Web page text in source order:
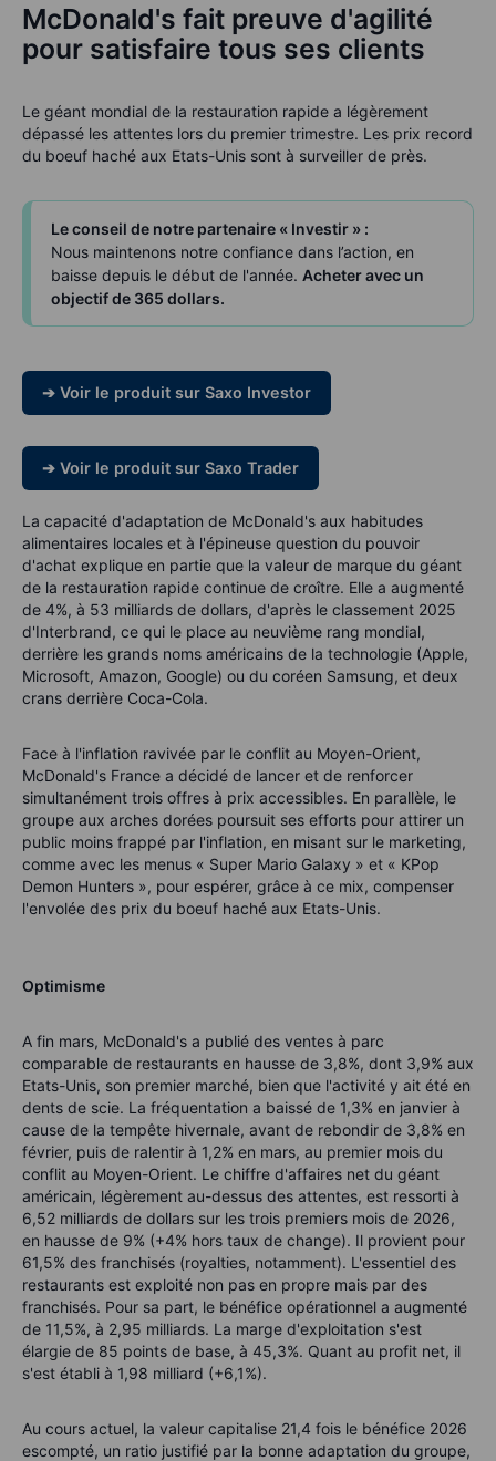
McDonald's fait preuve d'agilité
pour satisfaire tous ses clients
Le géant mondial de la restauration rapide a légèrement
dépassé les attentes lors du premier trimestre. Les prix record
du boeuf haché aux Etats-Unis sont à surveiller de près.
Le conseil de notre partenaire « Investir » :
Nous maintenons notre confiance dans l’action, en
baisse depuis le début de l'année. Acheter avec un
objectif de 365 dollars.
➔ Voir le produit sur Saxo Investor
➔ Voir le produit sur Saxo Trader
La capacité d'adaptation de McDonald's aux habitudes
alimentaires locales et à l'épineuse question du pouvoir
d'achat explique en partie que la valeur de marque du géant
de la restauration rapide continue de croître. Elle a augmenté
de 4%, à 53 milliards de dollars, d'après le classement 2025
d'Interbrand, ce qui le place au neuvième rang mondial,
derrière les grands noms américains de la technologie (Apple,
Microsoft, Amazon, Google) ou du coréen Samsung, et deux
crans derrière Coca-Cola.
Face à l'inflation ravivée par le conflit au Moyen-Orient,
McDonald's France a décidé de lancer et de renforcer
simultanément trois offres à prix accessibles. En parallèle, le
groupe aux arches dorées poursuit ses efforts pour attirer un
public moins frappé par l'inflation, en misant sur le marketing,
comme avec les menus « Super Mario Galaxy » et « KPop
Demon Hunters », pour espérer, grâce à ce mix, compenser
l'envolée des prix du boeuf haché aux Etats-Unis.
Optimisme
A fin mars, McDonald's a publié des ventes à parc
comparable de restaurants en hausse de 3,8%, dont 3,9% aux
Etats-Unis, son premier marché, bien que l'activité y ait été en
dents de scie. La fréquentation a baissé de 1,3% en janvier à
cause de la tempête hivernale, avant de rebondir de 3,8% en
février, puis de ralentir à 1,2% en mars, au premier mois du
conflit au Moyen-Orient. Le chiffre d'affaires net du géant
américain, légèrement au-dessus des attentes, est ressorti à
6,52 milliards de dollars sur les trois premiers mois de 2026,
en hausse de 9% (+4% hors taux de change). Il provient pour
61,5% des franchisés (royalties, notamment). L'essentiel des
restaurants est exploité non pas en propre mais par des
franchisés. Pour sa part, le bénéfice opérationnel a augmenté
de 11,5%, à 2,95 milliards. La marge d'exploitation s'est
élargie de 85 points de base, à 45,3%. Quant au profit net, il
s'est établi à 1,98 milliard (+6,1%).
Au cours actuel, la valeur capitalise 21,4 fois le bénéfice 2026
escompté, un ratio justifié par la bonne adaptation du groupe,